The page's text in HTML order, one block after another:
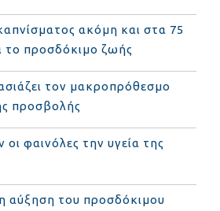
ακόμη και στα 75
το προσδόκιμο ζωής
τον μακροπρόθεσμο
προσβολής
φαινόλες την υγεία της
αύξηση του προσδόκιμου